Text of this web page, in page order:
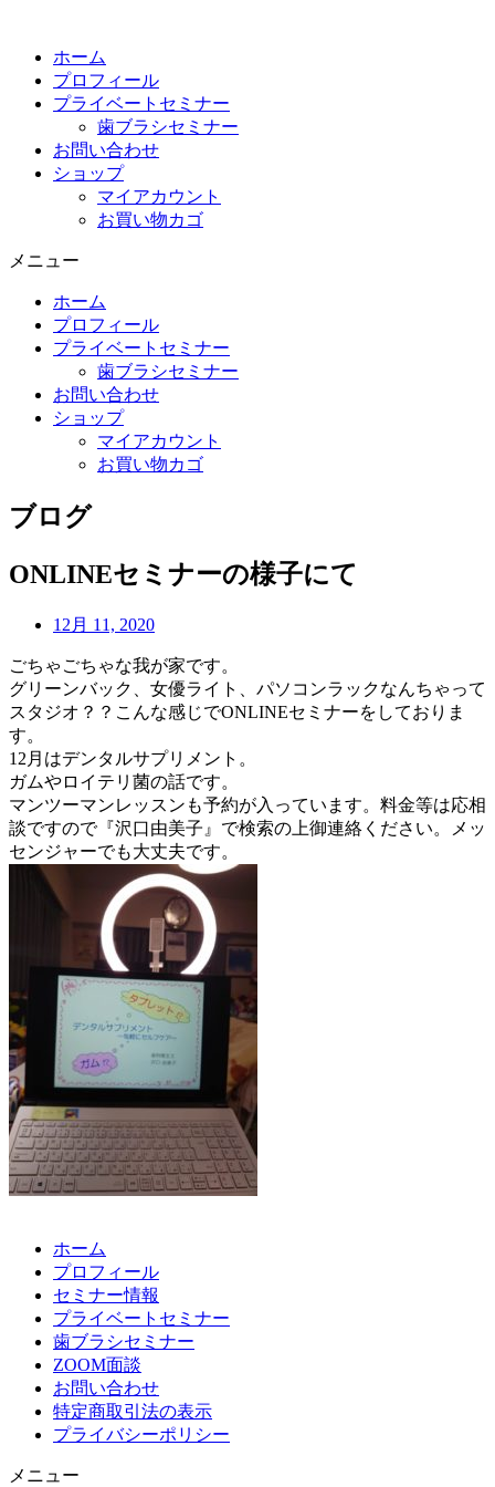
ホーム
プロフィール
プライベートセミナー
歯ブラシセミナー
お問い合わせ
ショップ
マイアカウント
お買い物カゴ
メニュー
ホーム
プロフィール
プライベートセミナー
歯ブラシセミナー
お問い合わせ
ショップ
マイアカウント
お買い物カゴ
ブログ
ONLINEセミナーの様子にて
12月 11, 2020
ごちゃごちゃな我が家です。
グリーンバック、女優ライト、パソコンラックなんちゃって
スタジオ？？こんな感じでONLINEセミナーをしておりま
す。
12月はデンタルサプリメント。
ガムやロイテリ菌の話です。
マンツーマンレッスンも予約が入っています。料金等は応相
談ですので『沢口由美子』で検索の上御連絡ください。メッ
センジャーでも大丈夫です。
ホーム
プロフィール
セミナー情報
プライベートセミナー
歯ブラシセミナー
ZOOM面談
お問い合わせ
特定商取引法の表示
プライバシーポリシー
メニュー